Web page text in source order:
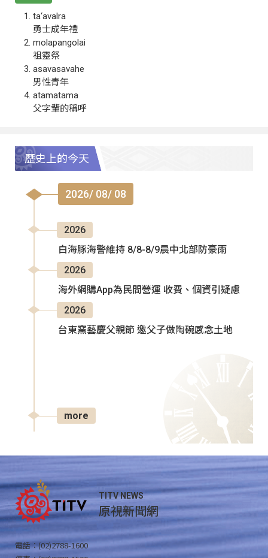
ta‘avalra
勇士成年禮
molapangolai
祖靈祭
asavasavahe
男性青年
atamatama
父字輩的稱呼
歷史上的今天
2026/ 08/ 08
2026
白海豚海警維持 8/8-8/9晨中北部防豪雨
2026
海外網購App為民間營運 收費、個資引疑慮
2026
台東窯藝慶父親節 邀父子做陶碗感念土地
more
TITV NEWS
原視新聞網
電話：(02)2788-1600